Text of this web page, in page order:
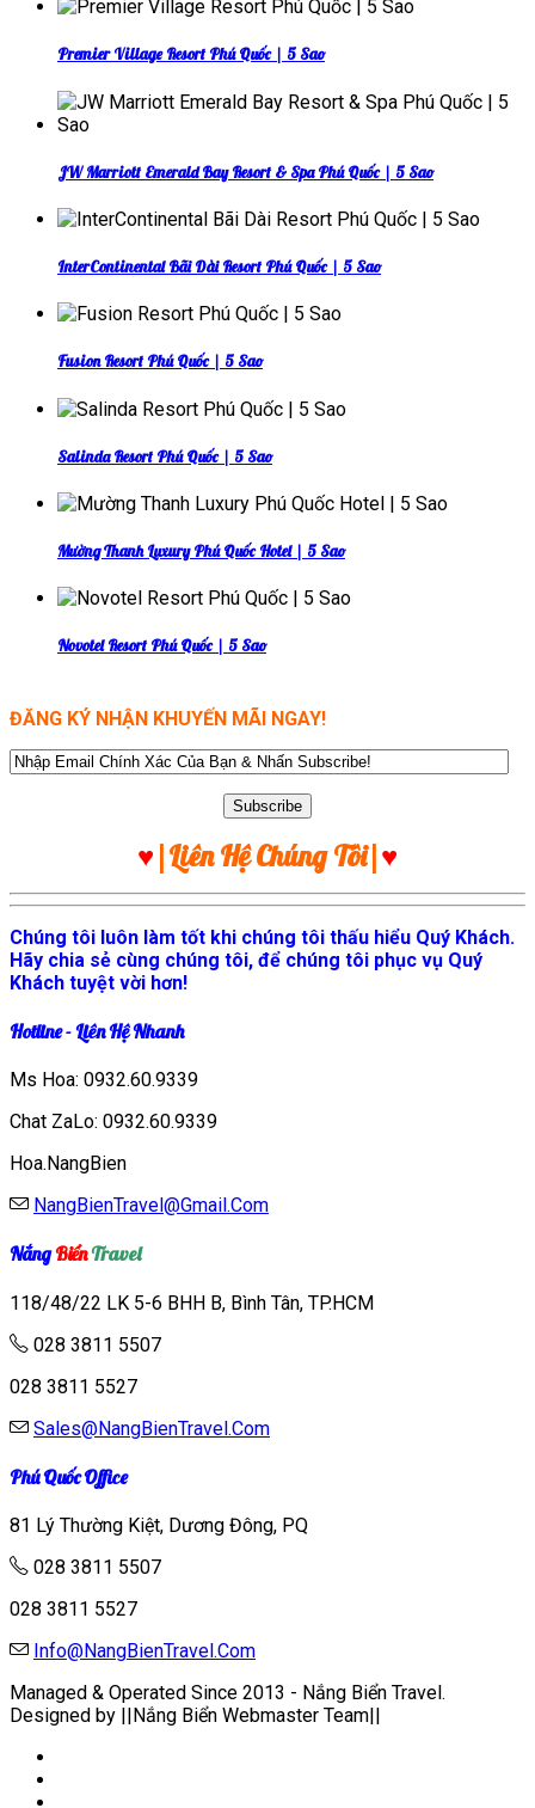
Premier Village Resort Phú Quốc | 5 Sao
JW Marriott Emerald Bay Resort & Spa Phú Quốc | 5 Sao
InterContinental Bãi Dài Resort Phú Quốc | 5 Sao
Fusion Resort Phú Quốc | 5 Sao
Salinda Resort Phú Quốc | 5 Sao
Mường Thanh Luxury Phú Quốc Hotel | 5 Sao
Novotel Resort Phú Quốc | 5 Sao
ĐĂNG KÝ NHẬN KHUYẾN MÃI NGAY!
♥ |Liên Hệ Chúng Tôi|♥
Chúng tôi luôn làm tốt khi chúng tôi thấu hiểu Quý Khách.
Hãy chia sẻ cùng chúng tôi, để chúng tôi phục vụ Quý
Khách tuyệt vời hơn!
Hotline - Liên Hệ Nhanh
Ms Hoa: 0932.60.9339
Chat ZaLo: 0932.60.9339
Hoa.NangBien
NangBienTravel@Gmail.Com
NắngBiểnTravel
118/48/22 LK 5-6 BHH B, Bình Tân, TP.HCM
028 3811 5507
028 3811 5527
Sales@NangBienTravel.Com
Phú Quốc Office
81 Lý Thường Kiệt, Dương Đông, PQ
028 3811 5507
028 3811 5527
Info@NangBienTravel.Com
Managed & Operated Since 2013 - Nắng Biển Travel.
Designed by ||Nắng Biển Webmaster Team||